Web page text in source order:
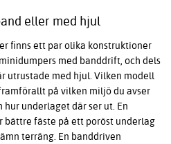
eller med hjul
finns ett par olika konstruktioner
med banddrift, och dels
utrustade med hjul. Vilken modell
på vilken miljö du avser
underlaget där ser ut. En
bättre fäste på ett poröst underlag
terräng. En banddriven